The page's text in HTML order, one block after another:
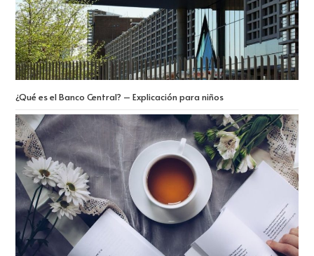
¿Qué es el Banco Central? – Explicación para niños